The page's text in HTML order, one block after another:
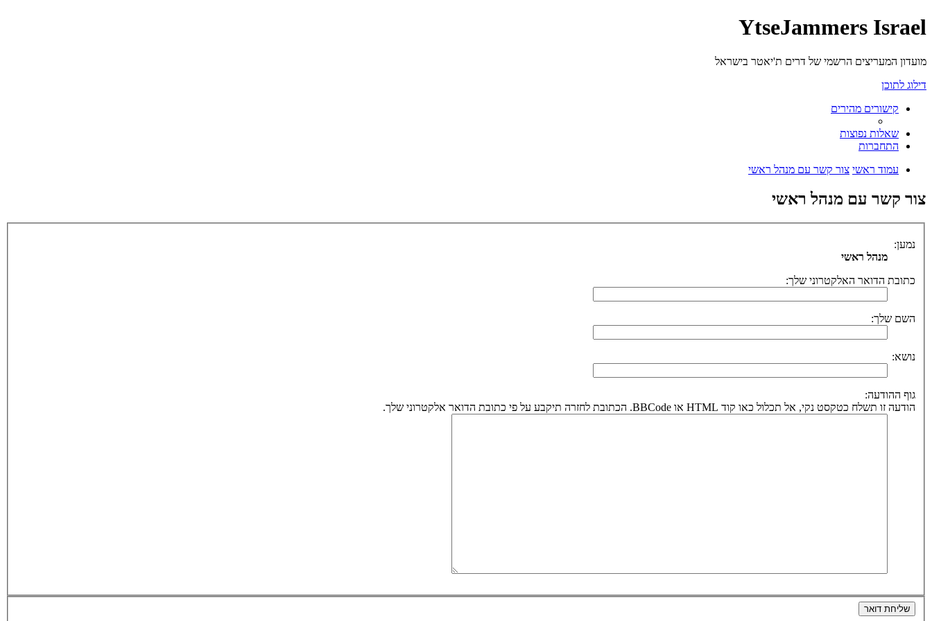
YtseJammers Israel
מועדון המעריצים הרשמי של דרים ת'יאטר בישראל
דילוג לתוכן
קישורים מהירים
שאלות נפוצות
התחברות
עמוד ראשי צור קשר עם מנהל ראשי
צור קשר עם מנהל ראשי
נמען:
מנהל ראשי
כתובת הדואר האלקטרוני שלך:
השם שלך:
נושא:
גוף ההודעה:
הודעה זו תשלח כטקסט נקי, אל תכלול כאו קוד HTML או BBCode. הכתובת לחזרה תיקבע על פי כתובת הדואר אלקטרוני שלך.